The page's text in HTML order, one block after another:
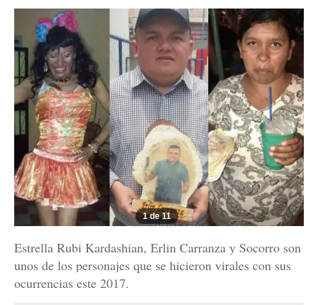
1 de 11
Estrella Rubi Kardashian, Erlin Carranza y Socorro son
unos de los personajes que se hicieron virales con sus
ocurrencias este 2017.